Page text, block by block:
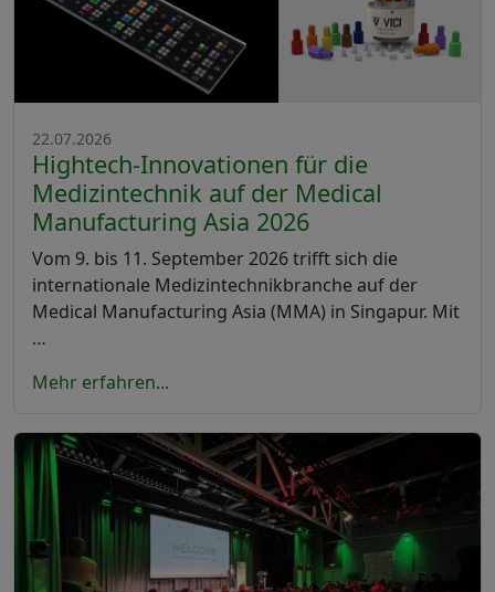
22.07.2026
Hightech-Innovationen für die
Medizintechnik auf der Medical
Manufacturing Asia 2026
Vom 9. bis 11. September 2026 trifft sich die
internationale Medizintechnikbranche auf der
Medical Manufacturing Asia (MMA) in Singapur. Mit
…
Mehr erfahren...